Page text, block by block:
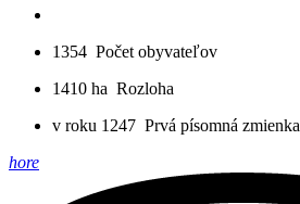
1354 Počet obyvateľov
1410 ha Rozloha
v roku 1247 Prvá písomná zmienka
hore